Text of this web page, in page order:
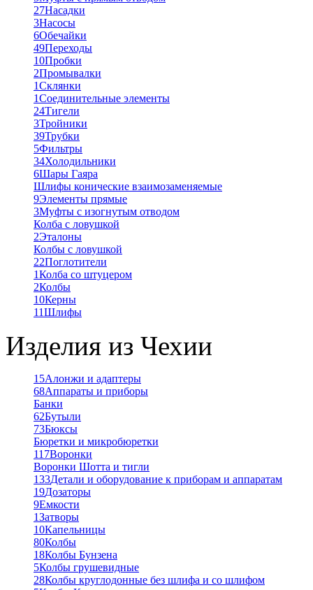
27Насадки
3Насосы
6Обечайки
49Переходы
10Пробки
2Промывалки
1Склянки
1Соединительные элементы
24Тигели
3Тройники
39Трубки
5Фильтры
34Холодильники
6Шары Гаяра
Шлифы конические взаимозаменяемые
9Элементы прямые
3Муфты с изогнутым отводом
Колба с ловушкой
2Эталоны
Колбы с ловушкой
22Поглотители
1Колба со штуцером
2Колбы
10Керны
11Шлифы
Изделия из Чехии
15Алонжи и адаптеры
68Аппараты и приборы
Банки
62Бутыли
73Бюксы
Бюретки и микробюретки
117Воронки
Воронки Шотта и тигли
133Детали и оборудование к приборам и аппаратам
19Дозаторы
9Емкости
1Затворы
10Капельницы
80Колбы
18Колбы Бунзена
5Колбы грушевидные
28Колбы круглодонные без шлифа и со шлифом